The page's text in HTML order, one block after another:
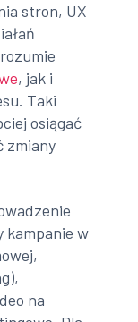
stron, UX
, jak i
Taki
osiągać
zmiany
kampanie w
na